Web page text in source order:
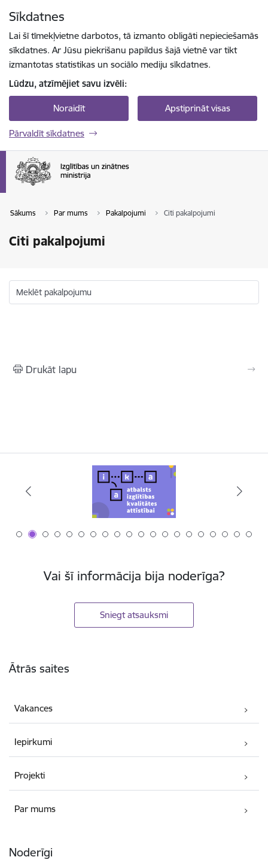
Sīkdatnes
Lai šī tīmekļvietne darbotos, tā izmanto obligāti nepieciešamās
sīkdatnes. Ar Jūsu piekrišanu papildus šajā vietnē var tikt
izmantotas statistikas un sociālo mediju sīkdatnes.
Lūdzu, atzīmējiet savu izvēli:
Noraidīt Apstiprināt visas
Pārvaldīt sīkdatnes
Sākums Par mums Pakalpojumi Citi pakalpojumi
Citi pakalpojumi
Meklēt pakalpojumu
Drukāt lapu
Vai šī informācija bija noderīga?
Sniegt atsauksmi
Ātrās saites
Vakances
Iepirkumi
Projekti
Par mums
Noderīgi